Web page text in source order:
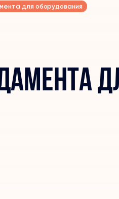
для оборудования